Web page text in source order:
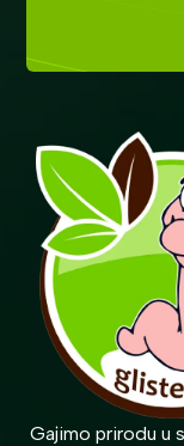
Gajimo prirodu u